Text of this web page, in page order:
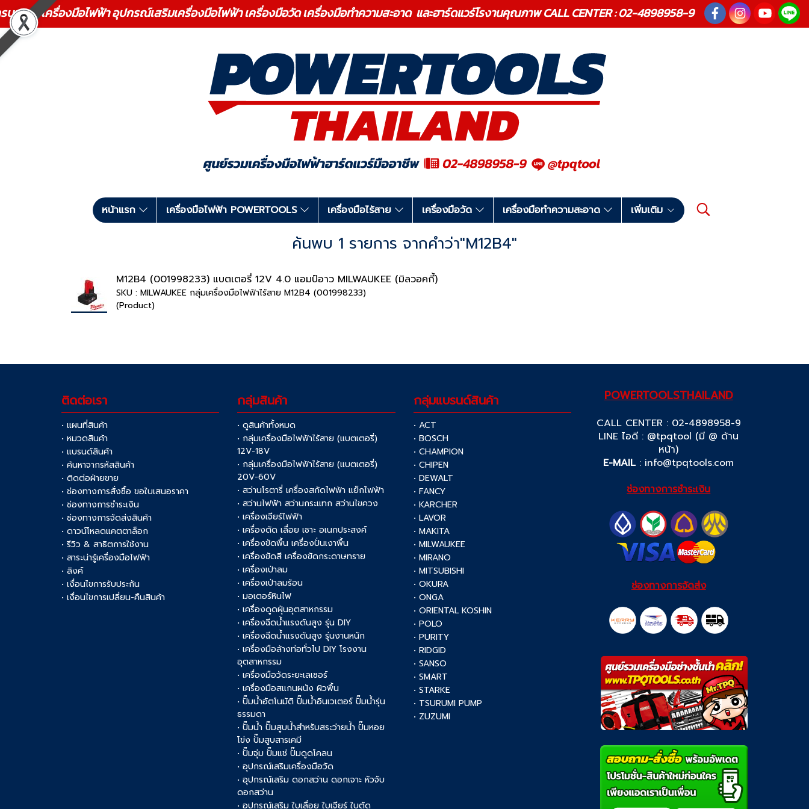
บวงจร เครื่องมือไฟฟ้า อุปกรณ์เสริมเครื่องมือไฟฟ้า เครื่องมือวัด เครื่องมือทำความสะอาด และฮาร์ดแวร์โรงานคุณภาพ CALL CENTER : 02-4898958-9
หน้าแรก เครื่องมือไฟฟ้า POWERTOOLS เครื่องมือไร้สาย เครื่องมือวัด เครื่องมือทำความสะอาด เพิ่มเติม
ค้นพบ 1 รายการ จากคำว่า"M12B4"
M12B4 (001998233) แบตเตอรี่ 12V 4.0 แอมป์อาว MILWAUKEE (มิลวอคกี้)
SKU : MILWAUKEE กลุ่มเครื่องมือไฟฟ้าไร้สาย M12B4 (001998233)
(Product)
ติดต่อเรา
• แผนที่สินค้า
• หมวดสินค้า
• แบรนด์สินค้า
• ค้นหาจากรหัสสินค้า
• ติดต่อฝ่ายขาย
• ช่องทางการสั่งซื้อ ขอใบเสนอราคา
• ช่องทางการชำระเงิน
• ช่องทางการจัดส่งสินค้า
• ดาวน์โหลดแคตตาล็อก
• รีวิว & สาธิตการใช้งาน
• สาระน่ารู้เครื่องมือไฟฟ้า
• ลิงค์
• เงื่อนไขการรับประกัน
• เงื่อนไขการเปลี่ยน-คืนสินค้า
กลุ่มสินค้า
• ดูสินค้าทั้งหมด
• กลุ่มเครื่องมือไฟฟ้าไร้สาย (แบตเตอรี่)
12V-18V
• กลุ่มเครื่องมือไฟฟ้าไร้สาย (แบตเตอรี่)
20V-60V
• สว่านโรตารี่ เครื่องสกัดไฟฟ้า แย็กไฟฟ้า
• สว่านไฟฟ้า สว่านกระแทก สว่านไขควง
• เครื่องเจียร์ไฟฟ้า
• เครื่องตัด เลื่อย เซาะ อเนกประสงค์
• เครื่องขัดพื้น เครื่องปั่นเงาพื้น
• เครื่องขัดสี เครื่องขัดกระดาษทราย
• เครื่องเป่าลม
• เครื่องเป่าลมร้อน
• มอเตอร์หินไฟ
• เครื่องดูดฝุ่นอุตสาหกรรม
• เครื่องฉีดน้ำแรงดันสูง รุ่น DIY
• เครื่องฉีดน้ำแรงดันสูง รุ่นงานหนัก
• เครื่องมือล้างท่อทั่วไป DIY โรงงาน
อุตสาหกรรม
• เครื่องมือวัดระยะเลเซอร์
• เครื่องมือสแกนผนัง ผิวพื้น
• ปั๊มน้ำอัตโนมัติ ปั๊มน้ำอินเวเตอร์ ปั๊มน้ำรุ่น
ธรรมดา
• ปั๊มน้ำ ปั๊มสูบน้ำสำหรับสระว่ายน้ำ ปั๊มหอย
โข่ง ปั๊มสูบสารเคมี
• ปั๊มจุ่ม ปั๊มแช่ ปั๊มดูดโคลน
• อุปกรณ์เสริมเครื่องมือวัด
• อุปกรณ์เสริม ดอกสว่าน ดอกเจาะ หัวจับ
ดอกสว่าน
• อุปกรณ์เสริม ใบเลื่อย ใบเจียร์ ใบตัด
กลุ่มแบรนด์สินค้า
• ACT
• BOSCH
• CHAMPION
• CHIPEN
• DEWALT
• FANCY
• KARCHER
• LAVOR
• MAKITA
• MILWAUKEE
• MIRANO
• MITSUBISHI
• OKURA
• ONGA
• ORIENTAL KOSHIN
• POLO
• PURITY
• RIDGID
• SANSO
• SMART
• STARKE
• TSURUMI PUMP
• ZUZUMI
POWERTOOLSTHAILAND
CALL CENTER : 02-4898958-9
LINE ไอดี : @tpqtool (มี @ ด้าน
หน้า)
E-MAIL : info@tpqtools.com
ช่องทางการชำระเงิน
ช่องทางการจัดส่ง